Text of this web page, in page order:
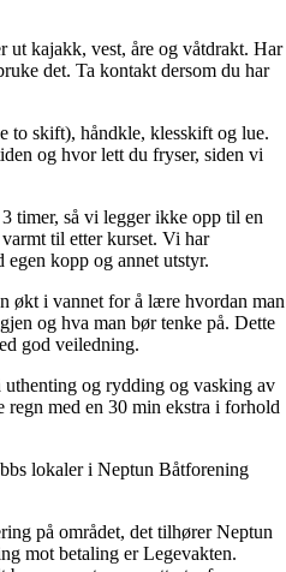
ut kajakk, vest, åre og våtdrakt. Har
det. Ta kontakt dersom du har
to skift), håndkle, klesskift og lue.
og hvor lett du fryser, siden vi
timer, så vi legger ikke opp til en
til etter kurset. Vi har
egen kopp og annet utstyr.
økt i vannet for å lære hvordan man
og hva man bør tenke på. Dette
god veiledning.
uthenting og rydding og vasking av
regn med en 30 min ekstra i forhold
lokaler i Neptun Båtforening
på området, det tilhører Neptun
mot betaling er Legevakten.